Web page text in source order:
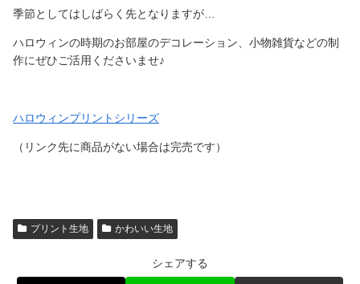
季節としてはしばらく先となりますが…
ハロウィンの時期のお部屋のデコレーション、小物雑貨などの制
作にぜひご活用くださいませ♪
ハロウィンプリントシリーズ
（リンク先に商品がない場合は完売です）
プリント生地 かわいい生地
シェアする